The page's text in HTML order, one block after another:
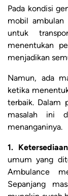
Pada kondisi
mobil ambulan
untuk
menentukan
menjadikan
Namun, ada
ketika
terbaik. Dalam
masalah ini
menanganinya.
1.
umum yang
Ambulance
Sepanjang